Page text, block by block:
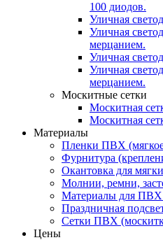
100 диодов.
Уличная
Уличная
мерцанием.
Уличная
Уличная
мерцанием.
Москитные сетки
Москитная
Москитная
Материалы
Пленки ПВХ (мягкое
Фурнитура
Окантовка для
Молнии, ремни,
Материалы для ПВХ
Праздничная
Сетки ПВХ
Цены